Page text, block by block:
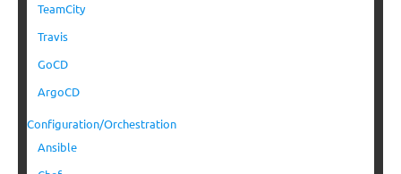
TeamCity
Travis
GoCD
ArgoCD
Configuration/Orchestration
Ansible